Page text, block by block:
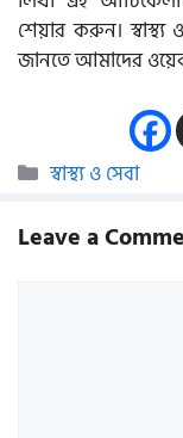
শেয়ার করুন।
জানতে আমাদের
Categories
স্বাস্থ্য ও সেবা
Leave a